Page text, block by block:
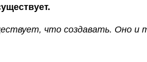
что создавать. Оно и